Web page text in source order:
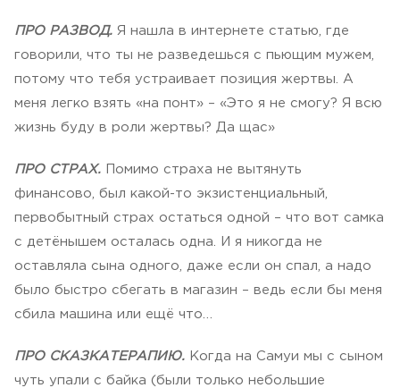
ПРО РАЗВОД. Я нашла в интернете статью, где
говорили, что ты не разведешься с пьющим мужем,
потому что тебя устраивает позиция жертвы. А
меня легко взять «на понт» – «Это я не смогу? Я всю
жизнь буду в роли жертвы? Да щас»
ПРО СТРАХ. Помимо страха не вытянуть
финансово, был какой-то экзистенциальный,
первобытный страх остаться одной – что вот самка
с детёнышем осталась одна. И я никогда не
оставляла сына одного, даже если он спал, а надо
было быстро сбегать в магазин – ведь если бы меня
сбила машина или ещё что…
ПРО СКАЗКАТЕРАПИЮ. Когда на Самуи мы с сыном
чуть упали с байка (были только небольшие